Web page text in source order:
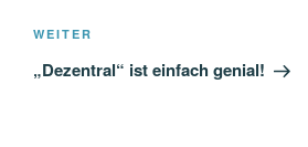
Nächster
Beitrag
WEITER
„Dezentral“ ist einfach genial!